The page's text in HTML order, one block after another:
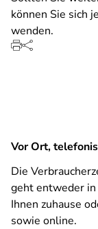
können Sie sich
wenden.
Vor Ort,
Die
geht entweder
Ihnen zuhause
sowie online.